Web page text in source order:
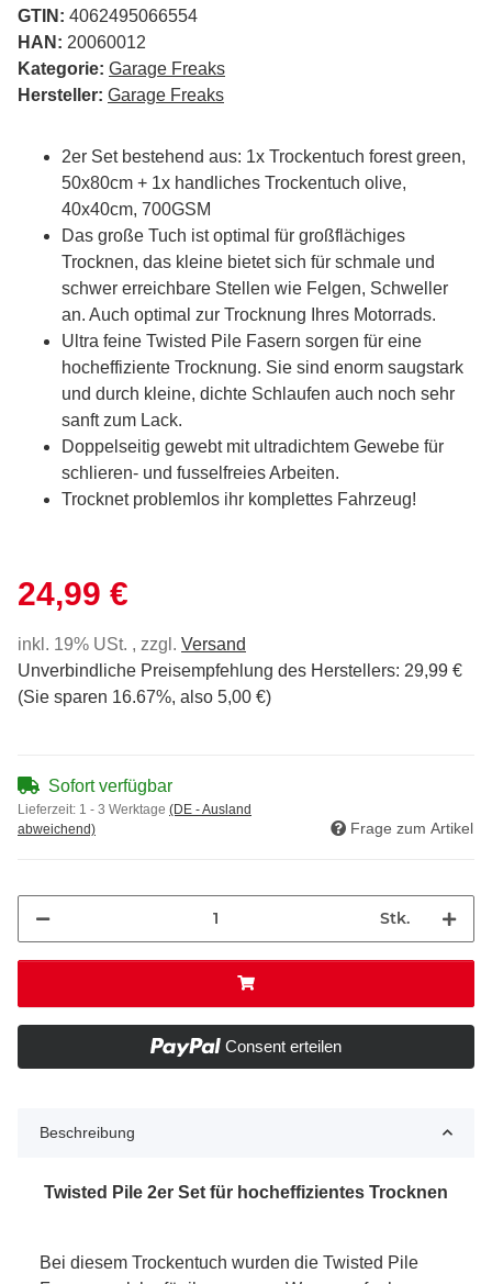
GTIN: 4062495066554
HAN: 20060012
Kategorie: Garage Freaks
Hersteller: Garage Freaks
2er Set bestehend aus: 1x Trockentuch forest green,
50x80cm + 1x handliches Trockentuch olive,
40x40cm, 700GSM
Das große Tuch ist optimal für großflächiges
Trocknen, das kleine bietet sich für schmale und
schwer erreichbare Stellen wie Felgen, Schweller
an. Auch optimal zur Trocknung Ihres Motorrads.
Ultra feine Twisted Pile Fasern sorgen für eine
hocheffiziente Trocknung. Sie sind enorm saugstark
und durch kleine, dichte Schlaufen auch noch sehr
sanft zum Lack.
Doppelseitig gewebt mit ultradichtem Gewebe für
schlieren- und fusselfreies Arbeiten.
Trocknet problemlos ihr komplettes Fahrzeug!
24,99 €
inkl. 19% USt. , zzgl. Versand
Unverbindliche Preisempfehlung des Herstellers: 29,99 €
(Sie sparen 16.67%, also 5,00 €)
Sofort verfügbar
Lieferzeit: 1 - 3 Werktage (DE - Ausland
abweichend)
Frage zum Artikel
Stk.
Consent erteilen
Beschreibung
Twisted Pile 2er Set für hocheffizientes Trocknen
Bei diesem Trockentuch wurden die Twisted Pile